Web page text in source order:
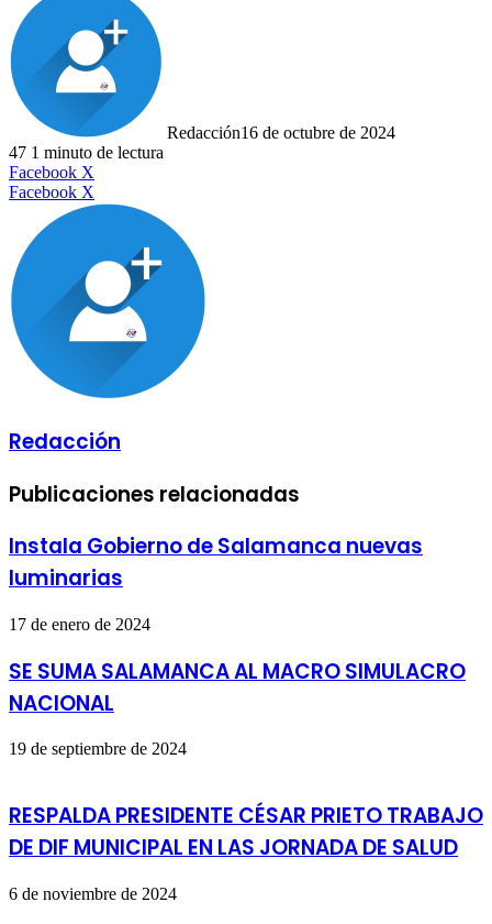
Redacción16 de octubre de 2024
47 1 minuto de lectura
Facebook X
Facebook X
por
electrónico
Redacción
Publicaciones relacionadas
Instala Gobierno de Salamanca nuevas
luminarias
17 de enero de 2024
SE SUMA SALAMANCA AL MACRO SIMULACRO
NACIONAL
19 de septiembre de 2024
RESPALDA PRESIDENTE CÉSAR PRIETO TRABAJO
DE DIF MUNICIPAL EN LAS JORNADA DE SALUD
6 de noviembre de 2024